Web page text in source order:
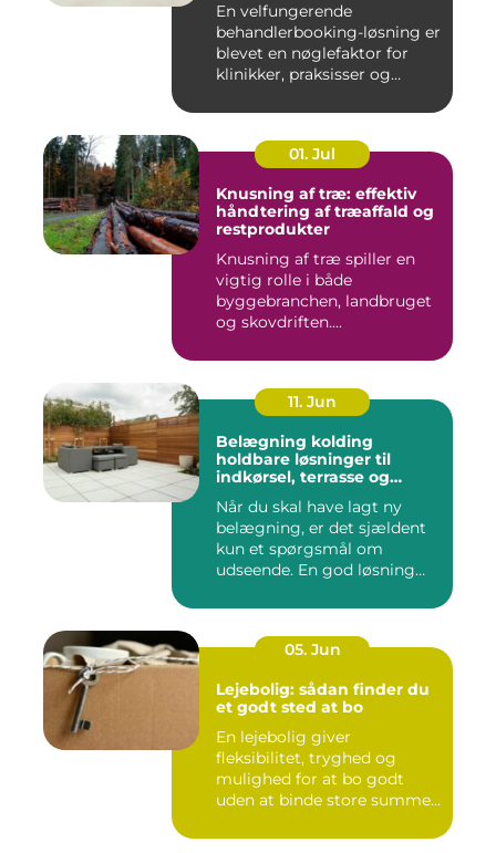
En velfungerende
behandlerbooking-løsning er
blevet en nøglefaktor for
klinikker, praksisser og
01. Jul
Knusning af træ: effektiv
håndtering af træaffald og
restprodukter
Knusning af træ spiller en
vigtig rolle i både
byggebranchen, landbruget
og skovdriften....
11. Jun
Belægning kolding
holdbare løsninger til
indkørsel, terrasse og
Når du skal have lagt ny
belægning, er det sjældent
kun et spørgsmål om
udseende. En god løsning
05. Jun
Lejebolig: sådan finder du
et godt sted at bo
En lejebolig giver
fleksibilitet, tryghed og
mulighed for at bo godt
uden at binde store summer